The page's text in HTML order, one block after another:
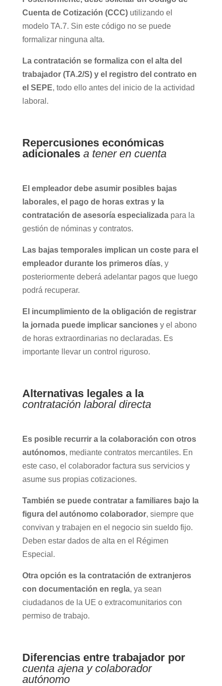
Cuenta de Cotización (CCC)utilizando el
modelo TA.7. Sin este código no se puede
formalizar ninguna alta.
La contratación se formaliza con el alta del
trabajador (TA.2/S) y el registro del contrato en
el SEPE, todo ello antes del inicio de la actividad
laboral.
Repercusiones económicas
adicionalesa tener en cuenta
El empleador debe asumir posibles bajas
laborales, el pago de horas extras y la
contratación de asesoría especializadapara la
gestión de nóminas y contratos.
Las bajas temporales implican un coste para el
empleador durante los primeros días, y
posteriormente deberá adelantar pagos que luego
podrá recuperar.
El incumplimiento de la obligación de registrar
la jornada puede implicar sancionesy el abono
de horas extraordinarias no declaradas. Es
importante llevar un control riguroso.
Alternativas legales a la
contratación laboral directa
Es posible recurrir a la colaboración con otros
autónomos, mediante contratos mercantiles. En
este caso, el colaborador factura sus servicios y
asume sus propias cotizaciones.
También se puede contratar a familiares bajo la
figura del autónomo colaborador, siempre que
convivan y trabajen en el negocio sin sueldo fijo.
Deben estar dados de alta en el Régimen
Especial.
Otra opción es la contratación de extranjeros
con documentación en regla, ya sean
ciudadanos de la UE o extracomunitarios con
permiso de trabajo.
Diferencias entre trabajador por
cuenta ajena y colaborador
autónomo